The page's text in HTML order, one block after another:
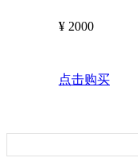
¥ 2000
点击购买